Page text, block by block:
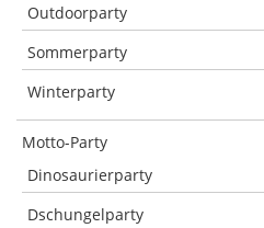
Outdoorparty
Sommerparty
Winterparty
Motto-Party
Dinosaurierparty
Dschungelparty